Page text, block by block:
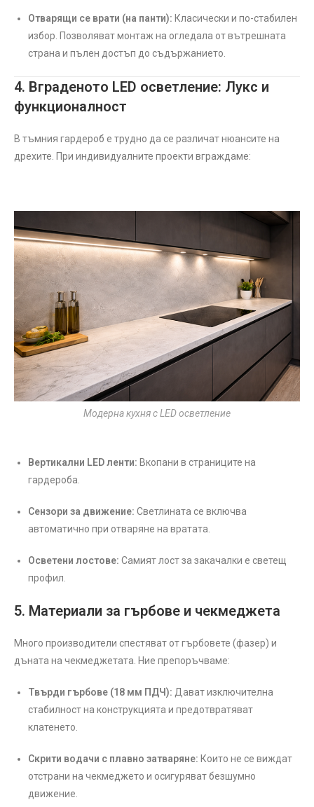
Отварящи се врати (на панти): Класически и по-стабилен
избор. Позволяват монтаж на огледала от вътрешната
страна и пълен достъп до съдържанието.
4. Вграденото LED осветление: Лукс и
функционалност
В тъмния гардероб е трудно да се различат нюансите на
дрехите. При индивидуалните проекти вграждаме:
Модерна кухня с LED осветление
Вертикални LED ленти: Вкопани в страниците на
гардероба.
Сензори за движение: Светлината се включва
автоматично при отваряне на вратата.
Осветени лостове: Самият лост за закачалки е светещ
профил.
5. Материали за гърбове и чекмеджета
Много производители спестяват от гърбовете (фазер) и
дъната на чекмеджетата. Ние препоръчваме:
Твърди гърбове (18 мм ПДЧ): Дават изключителна
стабилност на конструкцията и предотвратяват
клатенето.
Скрити водачи с плавно затваряне: Които не се виждат
отстрани на чекмеджето и осигуряват безшумно
движение.